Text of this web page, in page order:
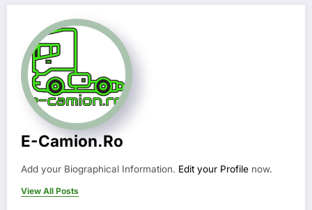
E-Camion.ro
Add your Biographical Information. Edit your Profile now.
View All Posts